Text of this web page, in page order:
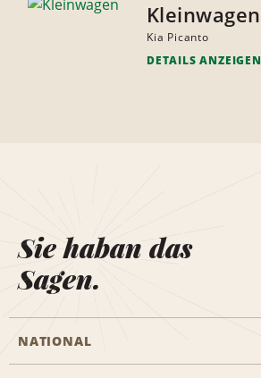
Kleinwagen
Kia Picanto
DETAILS ANZEIGEN
Sie haban das
Sagen.
NATIONAL